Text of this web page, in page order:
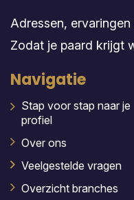
Adressen,
Zodat je paard krijgt
Navigatie
Stap voor stap naar je
profiel
Over ons
Veelgestelde vragen
Overzicht branches